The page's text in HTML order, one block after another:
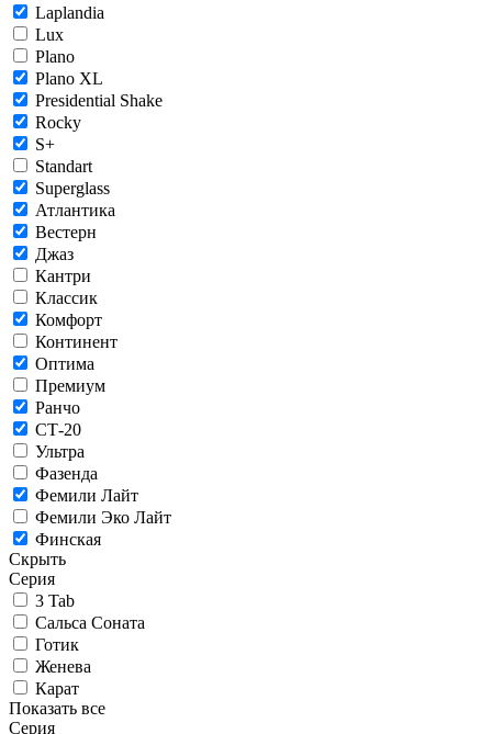
Laplandia
Lux
Plano
Plano XL
Presidential Shake
Rocky
S+
Standart
Superglass
Атлантика
Вестерн
Джаз
Кантри
Классик
Комфорт
Континент
Оптима
Премиум
Ранчо
СТ-20
Ультра
Фазенда
Фемили Лайт
Фемили Эко Лайт
Финская
Скрыть
Серия
3 Tab
Сальса Соната
Готик
Женева
Карат
Показать все
Серия